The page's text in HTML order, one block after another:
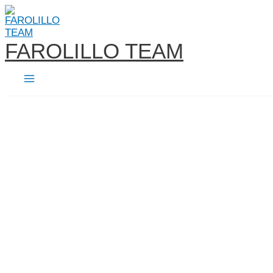
Ir
al
contenido
FAROLILLO TEAM